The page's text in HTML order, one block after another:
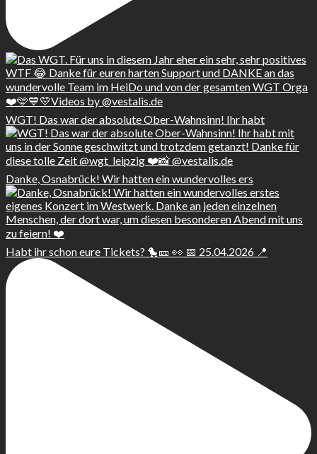
WGT! Das war der absolute Ober-Wahnsinn! Ihr habt
Danke, Osnabrück! Wir hatten ein wundervolles ers
Habt ihr schon eure Tickets? 🐤🎫 👀 📅 25.04.2026 📍